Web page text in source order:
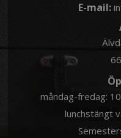
E-mail:
måndag-fredag:
lunchstängt